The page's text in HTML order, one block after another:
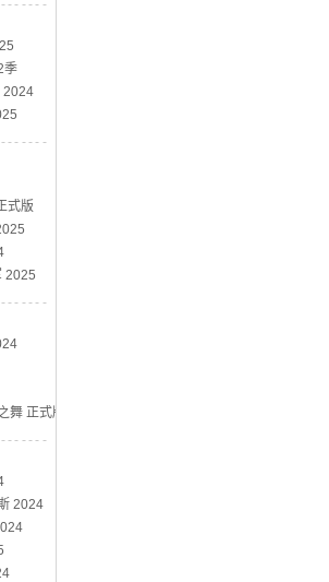
季
2024
式版
2025
舞 正式版
2024